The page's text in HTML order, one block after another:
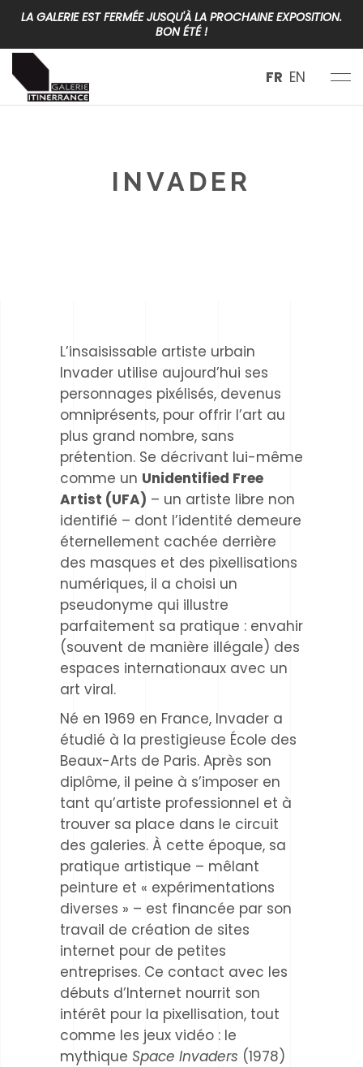
LA GALERIE EST FERMÉE JUSQU'À LA PROCHAINE EXPOSITION.
BON ÉTÉ !
FR EN
INVADER
L’insaisissable artiste urbain
Invader utilise aujourd’hui ses
personnages pixélisés, devenus
omniprésents, pour offrir l’art au
plus grand nombre, sans
prétention. Se décrivant lui-même
comme un Unidentified Free
Artist (UFA) – un artiste libre non
identifié – dont l’identité demeure
éternellement cachée derrière
des masques et des pixellisations
numériques, il a choisi un
pseudonyme qui illustre
parfaitement sa pratique : envahir
(souvent de manière illégale) des
espaces internationaux avec un
art viral.
Né en 1969 en France, Invader a
étudié à la prestigieuse École des
Beaux-Arts de Paris. Après son
diplôme, il peine à s’imposer en
tant qu’artiste professionnel et à
trouver sa place dans le circuit
des galeries. À cette époque, sa
pratique artistique – mêlant
peinture et « expérimentations
diverses » – est financée par son
travail de création de sites
internet pour de petites
entreprises. Ce contact avec les
débuts d’Internet nourrit son
intérêt pour la pixellisation, tout
comme les jeux vidéo : le
mythique Space Invaders (1978)